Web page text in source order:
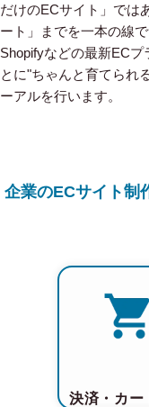
だけのECサイト」で
ート」までを一本の線
Shopifyなどの最新EC
とに"ちゃんと育てられ
ーアルを行います。
企業のECサイト制
決済・カー